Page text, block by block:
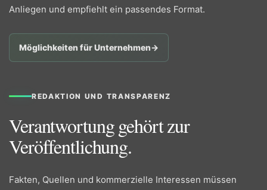
Anliegen und empfiehlt ein passendes Format.
Möglichkeiten für Unternehmen→
REDAKTION UND TRANSPARENZ
Verantwortung gehört zur
Veröffentlichung.
Fakten, Quellen und kommerzielle Interessen müssen